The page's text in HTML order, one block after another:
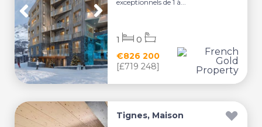
exceptionnels de 1 à...
€826 200
[£719 248]
1 0
Tignes, Maison